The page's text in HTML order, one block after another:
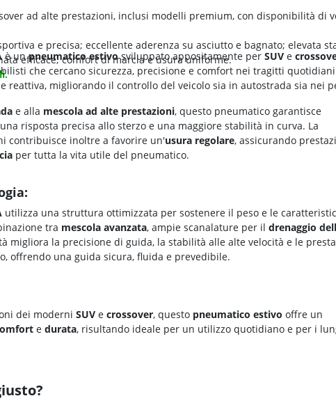
ad alte prestazioni, inclusi modelli premium, con disponibilità di
e precisa; eccellente aderenza su asciutto e bagnato; elevata
efficace; comfort di marcia e usura uniforme.
è unpneumatico estivosviluppato appositamente per SUV e
che cercano sicurezza, precisione e comfort nei tragitti
reattiva, migliorando il controllo del veicolo sia in autostrada sia nei
e alla mescola ad alte prestazioni, questo pneumatico garantisce
risposta precisa allo sterzo e una maggiore stabilità in curva. La
contribuisce inoltre a favorire un'usura regolare, assicurando
per tutta la vita utile del pneumatico.
utilizza una struttura ottimizzata per sostenere il peso e le
tra mescola avanzata, ampie scanalature per il drenaggio
migliora la precisione di guida, la stabilità alle alte velocità e le
offrendo una guida sicura, fluida e prevedibile.
dei moderni SUV e crossover, questo pneumatico estivo offre un
e durata, risultando ideale per un utilizzo quotidiano e per i